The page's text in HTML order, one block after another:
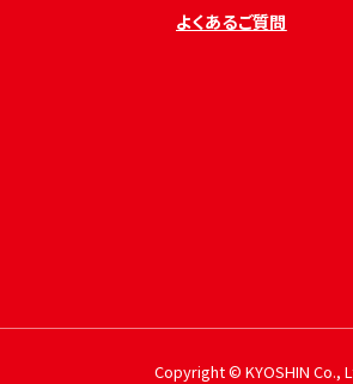
よくあるご質問
Copyright © KYOSHIN Co.,